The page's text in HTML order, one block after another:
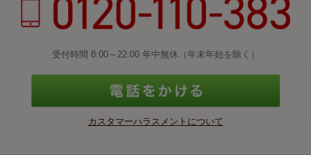
受付時間 8:00～22:00 年中無休（年末年始を除く）
カスタマーハラスメントについて